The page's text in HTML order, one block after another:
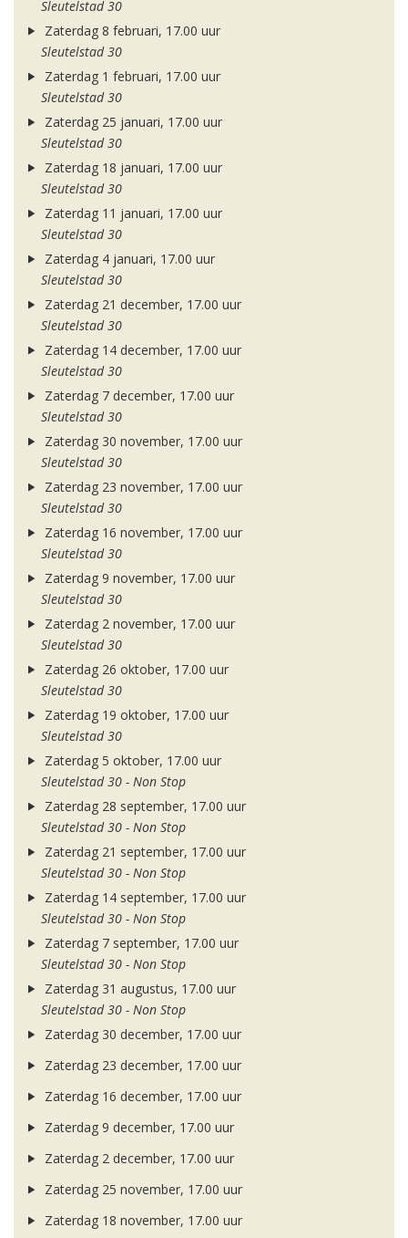
Sleutelstad 30
Zaterdag 8 februari, 17.00 uur
Sleutelstad 30
Zaterdag 1 februari, 17.00 uur
Sleutelstad 30
Zaterdag 25 januari, 17.00 uur
Sleutelstad 30
Zaterdag 18 januari, 17.00 uur
Sleutelstad 30
Zaterdag 11 januari, 17.00 uur
Sleutelstad 30
Zaterdag 4 januari, 17.00 uur
Sleutelstad 30
Zaterdag 21 december, 17.00 uur
Sleutelstad 30
Zaterdag 14 december, 17.00 uur
Sleutelstad 30
Zaterdag 7 december, 17.00 uur
Sleutelstad 30
Zaterdag 30 november, 17.00 uur
Sleutelstad 30
Zaterdag 23 november, 17.00 uur
Sleutelstad 30
Zaterdag 16 november, 17.00 uur
Sleutelstad 30
Zaterdag 9 november, 17.00 uur
Sleutelstad 30
Zaterdag 2 november, 17.00 uur
Sleutelstad 30
Zaterdag 26 oktober, 17.00 uur
Sleutelstad 30
Zaterdag 19 oktober, 17.00 uur
Sleutelstad 30
Zaterdag 5 oktober, 17.00 uur
Sleutelstad 30 - Non Stop
Zaterdag 28 september, 17.00 uur
Sleutelstad 30 - Non Stop
Zaterdag 21 september, 17.00 uur
Sleutelstad 30 - Non Stop
Zaterdag 14 september, 17.00 uur
Sleutelstad 30 - Non Stop
Zaterdag 7 september, 17.00 uur
Sleutelstad 30 - Non Stop
Zaterdag 31 augustus, 17.00 uur
Sleutelstad 30 - Non Stop
Zaterdag 30 december, 17.00 uur
Zaterdag 23 december, 17.00 uur
Zaterdag 16 december, 17.00 uur
Zaterdag 9 december, 17.00 uur
Zaterdag 2 december, 17.00 uur
Zaterdag 25 november, 17.00 uur
Zaterdag 18 november, 17.00 uur